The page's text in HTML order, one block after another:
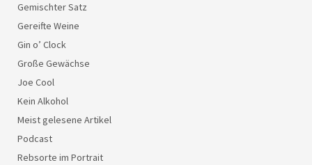
Gemischter Satz
Gereifte Weine
Gin o’ Clock
Große Gewächse
Joe Cool
Kein Alkohol
Meist gelesene Artikel
Podcast
Rebsorte im Portrait